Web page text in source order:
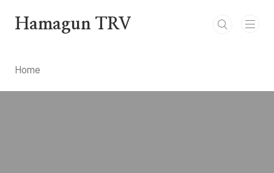
Hamagun TRV
Home